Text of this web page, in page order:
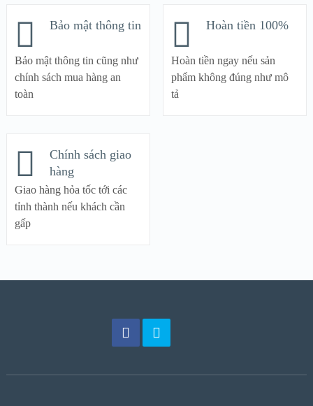
Bảo mật thông tin
Bảo mật thông tin cũng như
chính sách mua hàng an
toàn
Hoàn tiền 100%
Hoàn tiền ngay nếu sản
phẩm không đúng như mô
tả
Chính sách giao
hàng
Giao hàng hỏa tốc tới các
tỉnh thành nếu khách cần
gấp